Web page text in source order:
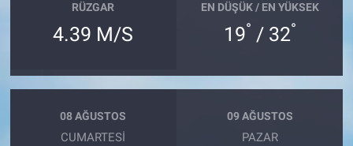
RÜZGAR
4.39 M/S
EN DÜŞÜK / EN YÜKSEK
19° / 32°
08 AĞUSTOS
CUMARTESI
09 AĞUSTOS
PAZAR
Teknoloji
Kayseri
Niğde